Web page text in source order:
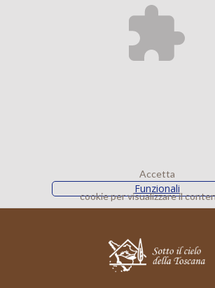
Accetta
Funzionali
cookie per visualizzare il